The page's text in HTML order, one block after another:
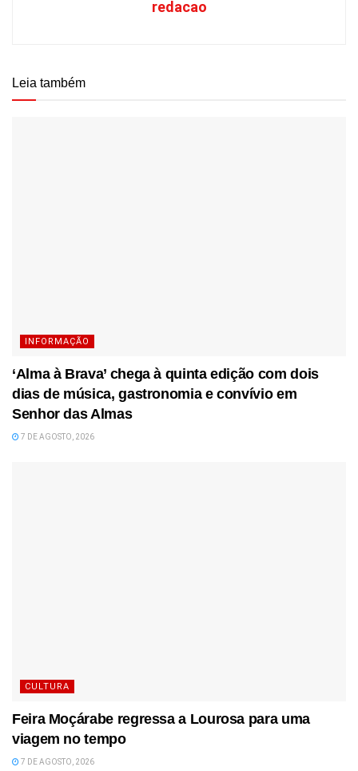
redacao
Leia também
INFORMAÇÃO
‘Alma à Brava’ chega à quinta edição com dois
dias de música, gastronomia e convívio em
Senhor das Almas
7 DE AGOSTO, 2026
CULTURA
Feira Moçárabe regressa a Lourosa para uma
viagem no tempo
7 DE AGOSTO, 2026